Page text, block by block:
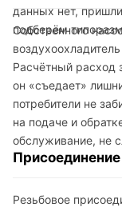
данных нет,
подберём
Собственного
Расчётный расход
он «съедает»
потребители не
на подаче и
обслуживание, не
Резьбовое